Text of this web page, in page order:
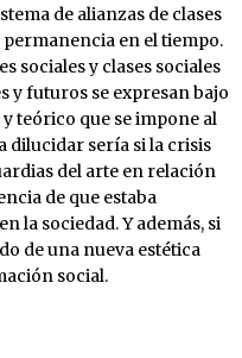
de alianzas de clases
en el tiempo.
sociales y clases sociales
y futuros se expresan bajo
teórico que se impone al
sería si la crisis
del arte en relación
de que estaba
la sociedad. Y además, si
de una nueva estética
social.